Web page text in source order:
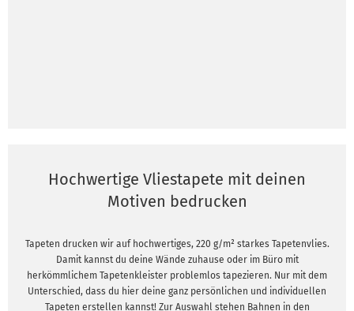
Hochwertige Vliestapete mit deinen
Motiven bedrucken
Tapeten drucken wir auf hochwertiges, 220 g/m² starkes Tapetenvlies.
Damit kannst du deine Wände zuhause oder im Büro mit
herkömmlichem Tapetenkleister problemlos tapezieren. Nur mit dem
Unterschied, dass du hier deine ganz persönlichen und individuellen
Tapeten erstellen kannst! Zur Auswahl stehen Bahnen in den